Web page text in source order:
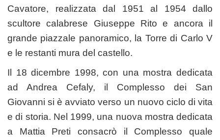
Cavatore, realizzata dal 1951 al 1954 dallo
scultore calabrese Giuseppe Rito e ancora il
grande piazzale panoramico, la Torre di Carlo V
e le restanti mura del castello.
Il 18 dicembre 1998, con una mostra dedicata
ad Andrea Cefaly, il Complesso dei San
Giovanni si è avviato verso un nuovo ciclo di vita
e di storia. Nel 1999, una nuova mostra dedicata
a Mattia Preti consacrò il Complesso quale